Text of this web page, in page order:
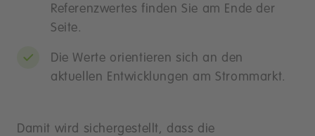
Referenzwertes finden Sie am Ende der
Seite.
Die Werte orientieren sich an den
aktuellen Entwicklungen am Strommarkt.
Damit wird sichergestellt, dass die